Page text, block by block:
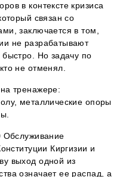
в контексте кризиса
связан со
заключается в том,
не разрабатывают
быстро. Но задачу по
не отменял.
тренажере:
металлические опоры
Киргизии и
выход одной из
означает ее распад, а